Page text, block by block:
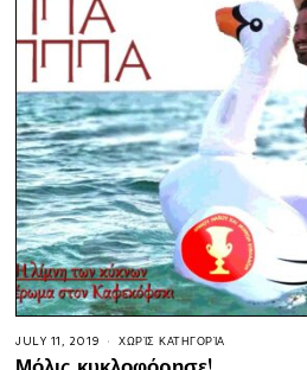
JULY 11, 2019 ΧΩΡΊΣ ΚΑΤΗΓΟΡΊΑ